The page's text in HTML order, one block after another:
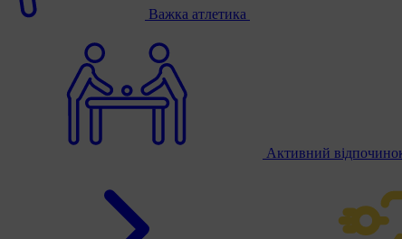
Важка атлетика
Активний